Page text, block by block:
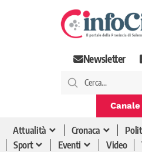
Newsletter
Canale
Attualità Cronaca
Sport
Eventi Video